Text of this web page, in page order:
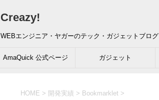
Creazy!
WEBエンジニア・ヤガーのテック・ガジェットブログ
AmaQuick 公式ページ ガジェット
HOME > 開発実績 > Bookmarklet >